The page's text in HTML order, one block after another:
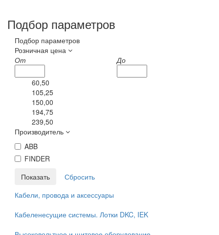
Подбор параметров
Подбор параметров
Розничная цена
От
До
60,50
105,25
150,00
194,75
239,50
Производитель
ABB
FINDER
Кабели, провода и аксессуары
Кабеленесущие системы. Лотки DKC, IEK